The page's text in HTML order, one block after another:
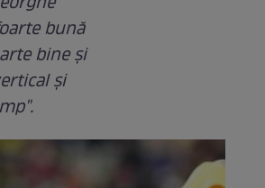
bună
bine şi
şi